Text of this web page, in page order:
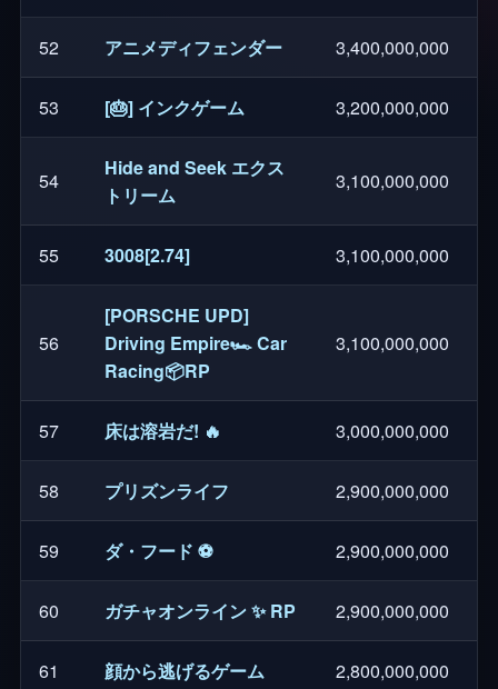
52 アニメディフェンダー 3,400,000,000
53 [🎂] インクゲーム 3,200,000,000
54
Hide and Seek エクス
トリーム
3,100,000,000
55 3008[2.74] 3,100,000,000
56
[PORSCHE UPD]
Driving Empire🏎️ Car
Racing📦RP
3,100,000,000
57 床は溶岩だ! 🔥 3,000,000,000
58 プリズンライフ 2,900,000,000
59 ダ・フード ⚽ 2,900,000,000
60 ガチャオンライン ✨ RP 2,900,000,000
61 顔から逃げるゲーム 2,800,000,000